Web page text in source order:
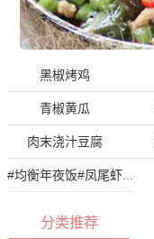
黑椒烤鸡
青椒黄瓜
肉末浇汁豆腐
#均衡年夜饭#凤尾虾球
分类推荐